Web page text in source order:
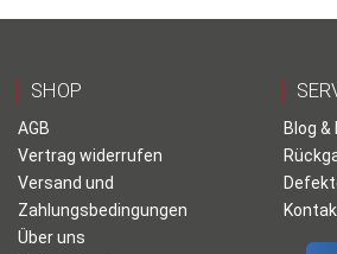
SHOP
AGB
Vertrag widerrufen
Versand und
Zahlungsbedingungen
Über uns
Blog